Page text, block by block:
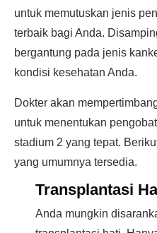
untuk memutuskan jenis
terbaik bagi Anda.
bergantung pada jenis
kondisi kesehatan Anda.
Dokter akan
untuk menentukan
stadium 2 yang tepat.
yang umumnya tersedia.
Transplantasi
Anda mungkin